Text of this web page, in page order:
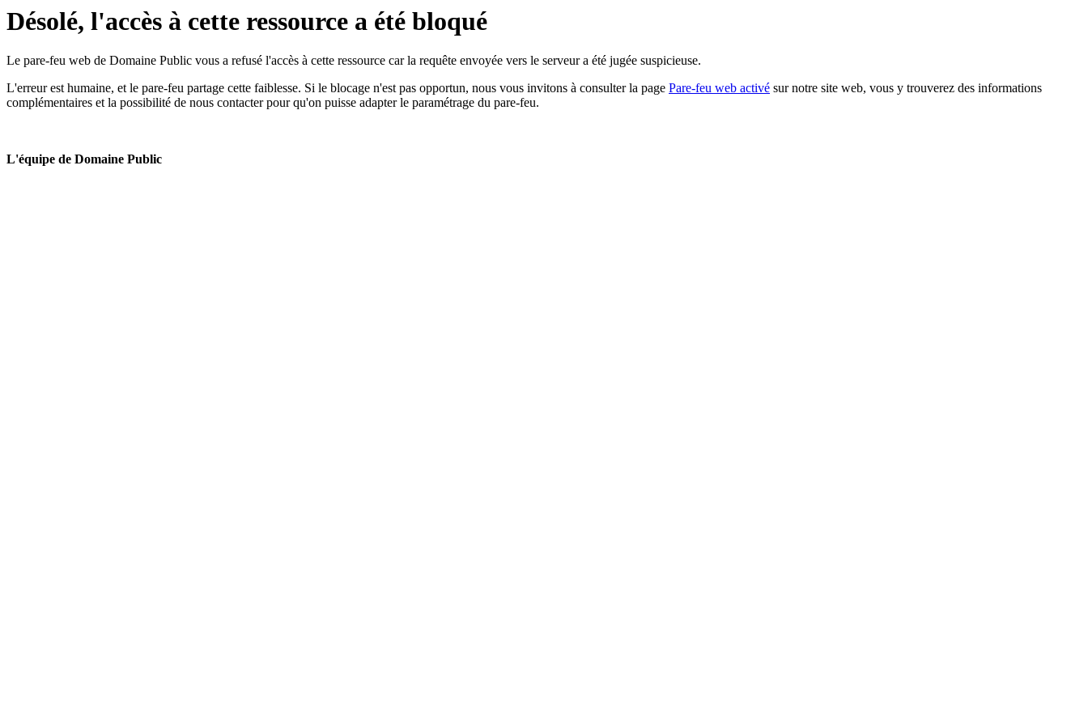
Désolé, l'accès à cette ressource a été bloqué
Le pare-feu web de Domaine Public vous a refusé l'accès à cette ressource car la requête envoyée vers le serveur a été jugée suspicieuse.
L'erreur est humaine, et le pare-feu partage cette faiblesse. Si le blocage n'est pas opportun, nous vous invitons à consulter la page Pare-feu web activé sur notre site web, vous y trouverez des informations
complémentaires et la possibilité de nous contacter pour qu'on puisse adapter le paramétrage du pare-feu.
L'équipe de Domaine Public